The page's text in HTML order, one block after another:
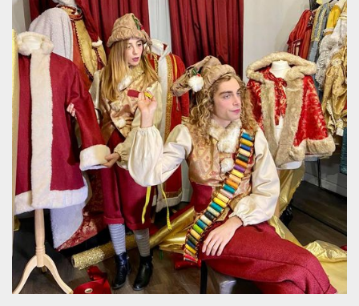
Nome
Provider /
Dominio
Scadenza Descrizione
cf_clearance
Cloudflare,
Inc.
.oooh.events
1 anno
Clearance
Cookie from
CloudFlare
stores the proof
of challenge
passed. It is
used to no
longer issue a
captcha or
jschallenge
challenge if
present. It is
required to
reach origin
server.
wordpress_test_cookie
Automattic
Inc.
.oooh.events
Sessione
Cookie di
Wordpress,
verifica che il
browser accetti i
cookie.